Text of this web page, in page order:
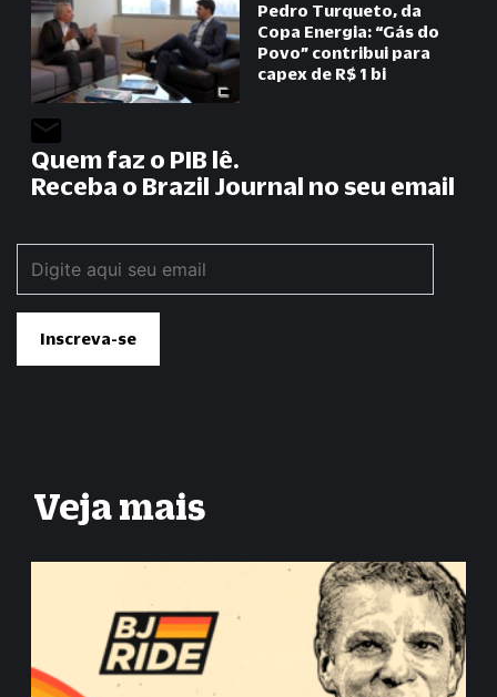
Pedro Turqueto, da
Copa Energia: “Gás do
Povo” contribui para
capex de R$ 1 bi
Quem faz o PIB lê.
Receba o Brazil Journal no seu email
Veja mais